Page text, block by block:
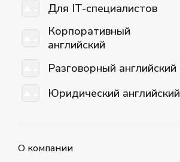
Для IT-специалистов
Корпоративный
английский
Разговорный английский
Юридический английский
О компании